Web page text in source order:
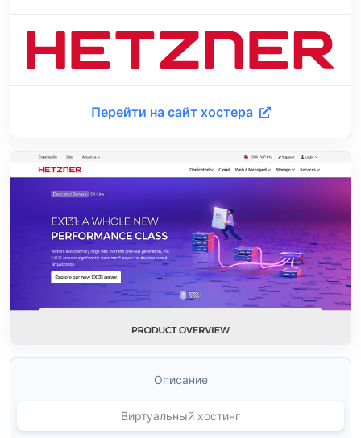
Перейти на сайт хостера
Описание
Виртуальный хостинг